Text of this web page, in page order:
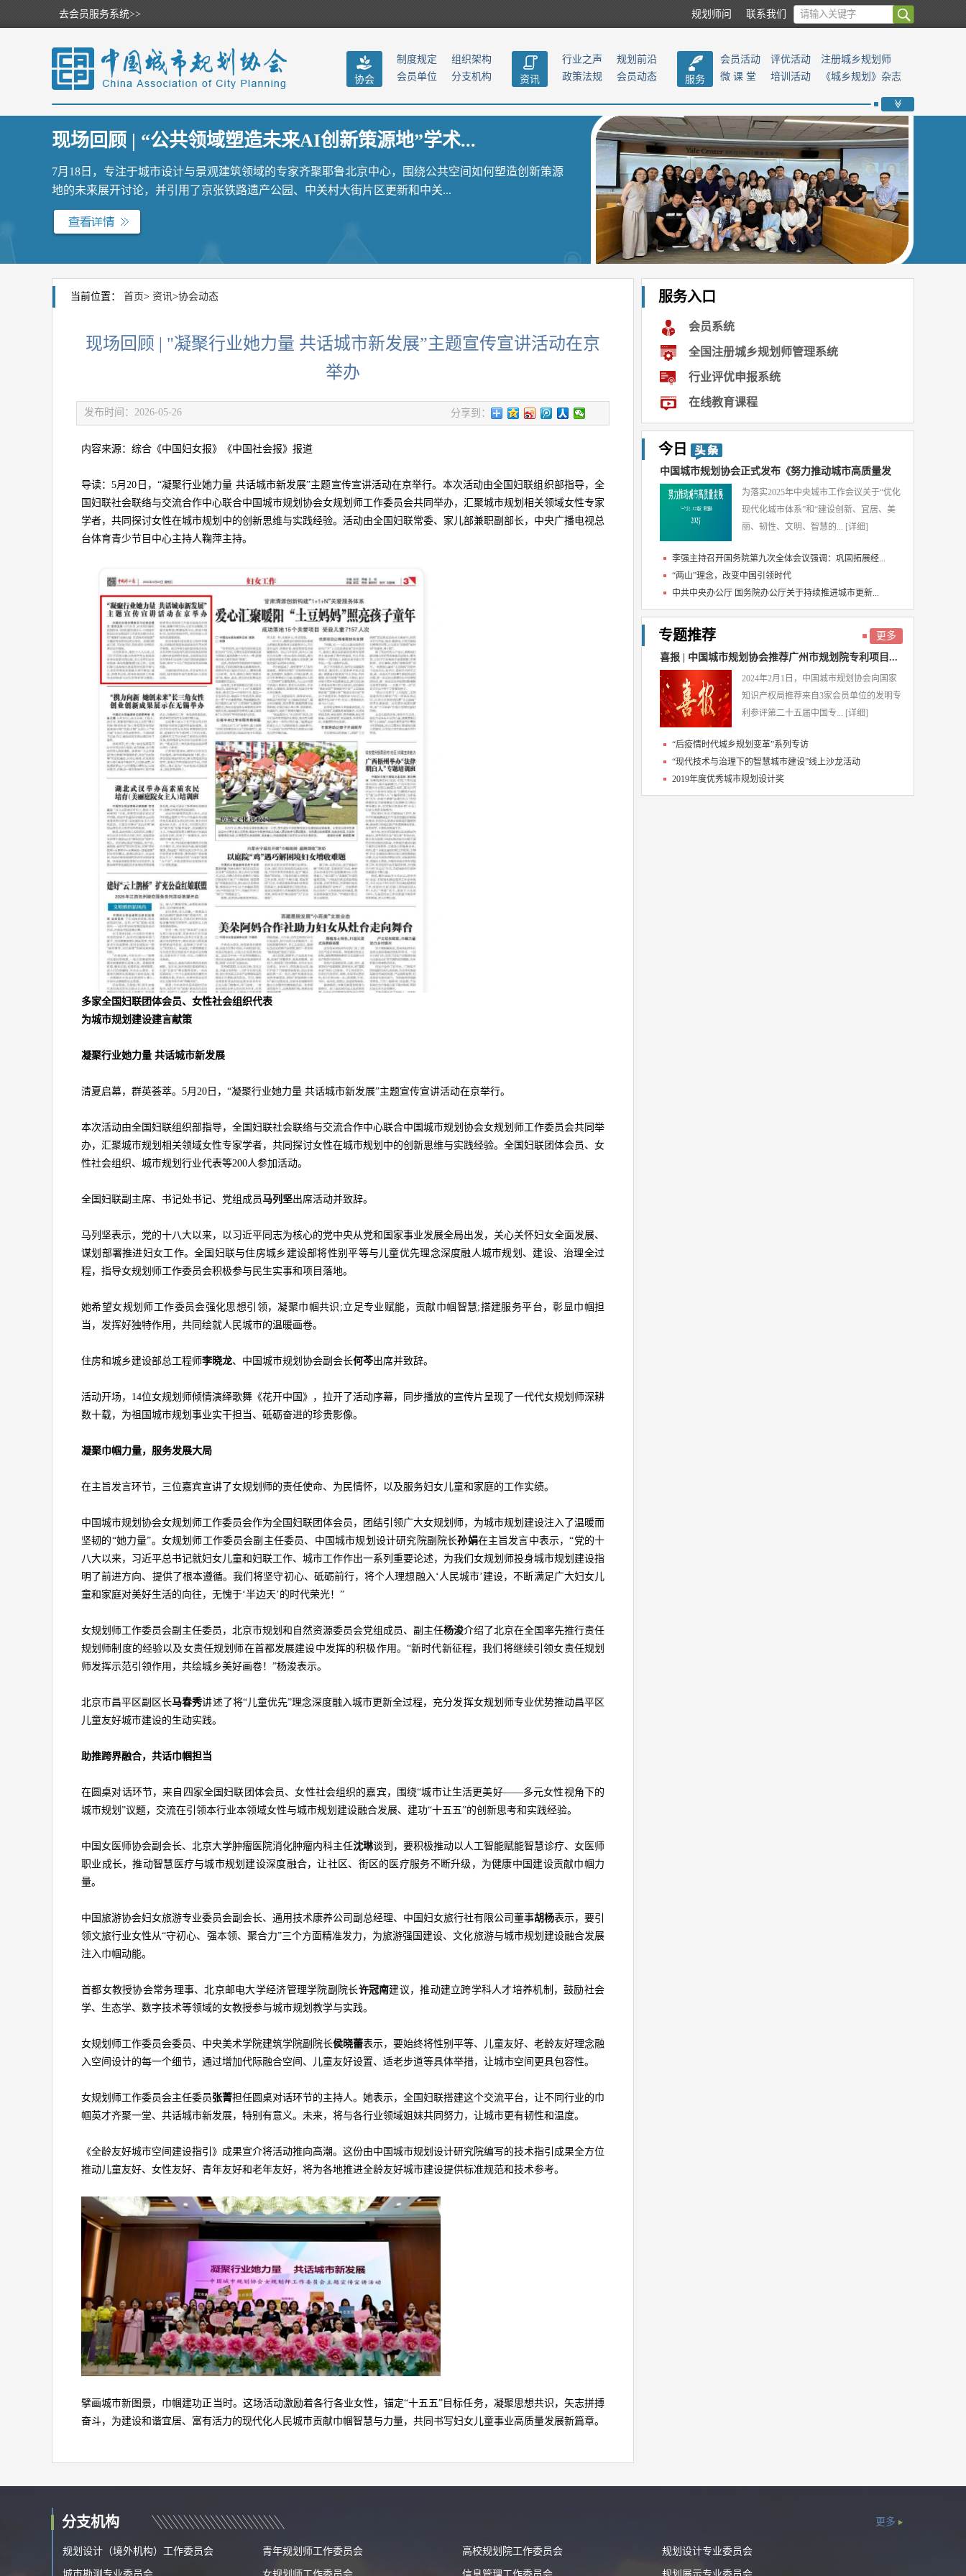
去会员服务系统>> 联系我们
规划师问
协会
制度规定
组织架构
会员单位
分支机构 资讯
行业之声
规划前沿
政策法规
会员动态 服务
会员活动 评优活动
注册城乡规划师
微 课 堂
培训活动 《城乡规划》杂志
>>
现场回顾 | “公共领域塑造未来AI创新策源地”学术...
7月18日，专注于城市设计与景观建筑领域的专家齐聚耶鲁北京中心，围绕公共空间如何塑造创新策源
地的未来展开讨论，并引用了京张铁路遗产公园、中关村大街片区更新和中关...
当前位置： 首页> 资讯>协会动态
现场回顾 | "凝聚行业她力量 共话城市新发展”主题宣传宣讲活动在京
举办
发布时间：2026-05-26 分享到：
内容来源：综合《中国妇女报》《中国社会报》报道
导读：5月20日，“凝聚行业她力量 共话城市新发展”主题宣传宣讲活动在京举行。本次活动由全国妇联组织部指导，全
国妇联社会联络与交流合作中心联合中国城市规划协会女规划师工作委员会共同举办，汇聚城市规划相关领域女性专家
学者，共同探讨女性在城市规划中的创新思维与实践经验。活动由全国妇联常委、家儿部兼职副部长，中央广播电视总
台体育青少节目中心主持人鞠萍主持。
多家全国妇联团体会员、女性社会组织代表
为城市规划建设建言献策
凝聚行业她力量 共话城市新发展
清夏启幕，群英荟萃。5月20日，“凝聚行业她力量 共话城市新发展”主题宣传宣讲活动在京举行。
本次活动由全国妇联组织部指导，全国妇联社会联络与交流合作中心联合中国城市规划协会女规划师工作委员会共同举
办，汇聚城市规划相关领域女性专家学者，共同探讨女性在城市规划中的创新思维与实践经验。全国妇联团体会员、女
性社会组织、城市规划行业代表等200人参加活动。
全国妇联副主席、书记处书记、党组成员马列坚出席活动并致辞。
马列坚表示，党的十八大以来，以习近平同志为核心的党中央从党和国家事业发展全局出发，关心关怀妇女全面发展、
谋划部署推进妇女工作。全国妇联与住房城乡建设部将性别平等与儿童优先理念深度融人城市规划、建设、治理全过
程，指导女规划师工作委员会积极参与民生实事和项目落地。
她希望女规划师工作委员会强化思想引领，凝聚巾帼共识;立足专业赋能，贡献巾帼智慧;搭建服务平台，彰显巾帼担
当，发挥好独特作用，共同绘就人民城市的温暖画卷。
住房和城乡建设部总工程师李晓龙、中国城市规划协会副会长何芩出席并致辞。
活动开场，14位女规划师倾情演绎歌舞《花开中国》，拉开了活动序幕，同步播放的宣传片呈现了一代代女规划师深耕
数十载，为祖国城市规划事业实干担当、砥砺奋进的珍贵影像。
凝聚巾帼力量，服务发展大局
在主旨发言环节，三位嘉宾宣讲了女规划师的责任使命、为民情怀，以及服务妇女儿童和家庭的工作实绩。
中国城市规划协会女规划师工作委员会作为全国妇联团体会员，团结引领广大女规划师，为城市规划建设注入了温暖而
坚韧的“她力量”。女规划师工作委员会副主任委员、中国城市规划设计研究院副院长孙娟在主旨发言中表示，“党的十
八大以来，习近平总书记就妇女儿童和妇联工作、城市工作作出一系列重要论述，为我们女规划师投身城市规划建设指
明了前进方向、提供了根本遵循。我们将坚守初心、砥砺前行，将个人理想融入‘人民城市’建设，不断满足广大妇女儿
童和家庭对美好生活的向往，无愧于‘半边天’的时代荣光！”
女规划师工作委员会副主任委员，北京市规划和自然资源委员会党组成员、副主任杨浚介绍了北京在全国率先推行责任
规划师制度的经验以及女责任规划师在首都发展建设中发挥的积极作用。“新时代新征程，我们将继续引领女责任规划
师发挥示范引领作用，共绘城乡美好画卷！”杨浚表示。
北京市昌平区副区长马春秀讲述了将“儿童优先”理念深度融入城市更新全过程，充分发挥女规划师专业优势推动昌平区
儿童友好城市建设的生动实践。
助推跨界融合，共话巾帼担当
在圆桌对话环节，来自四家全国妇联团体会员、女性社会组织的嘉宾，围绕“城市让生活更美好——多元女性视角下的
城市规划”议题，交流在引领本行业本领域女性与城市规划建设融合发展、建功“十五五”的创新思考和实践经验。
中国女医师协会副会长、北京大学肿瘤医院消化肿瘤内科主任沈琳谈到，要积极推动以人工智能赋能智慧诊疗、女医师
职业成长，推动智慧医疗与城市规划建设深度融合，让社区、街区的医疗服务不断升级，为健康中国建设贡献巾帼力
量。
中国旅游协会妇女旅游专业委员会副会长、通用技术康养公司副总经理、中国妇女旅行社有限公司董事胡杨表示，要引
领文旅行业女性从“守初心、强本领、聚合力”三个方面精准发力，为旅游强国建设、文化旅游与城市规划建设融合发展
注入巾帼动能。
首都女教授协会常务理事、北京邮电大学经济管理学院副院长许冠南建议，推动建立跨学科人才培养机制，鼓励社会
学、生态学、数字技术等领域的女教授参与城市规划教学与实践。
女规划师工作委员会委员、中央美术学院建筑学院副院长侯晓蕾表示，要始终将性别平等、儿童友好、老龄友好理念融
入空间设计的每一个细节，通过增加代际融合空间、儿童友好设置、适老步道等具体举措，让城市空间更具包容性。
女规划师工作委员会主任委员 张菁担任圆桌对话环节的主持人。她表示，全国妇联搭建这个交流平台，让不同行业的巾
帼英才齐聚一堂、共话城市新发展，特别有意义。未来，将与各行业领域姐妹共同努力，让城市更有韧性和温度。
《全龄友好城市空间建设指引》成果宣介将活动推向高潮。这份由中国城市规划设计研究院编写的技术指引成果全方位
推动儿童友好、女性友好、青年友好和老年友好，将为各地推进全龄友好城市建设提供标准规范和技术参考。
擘画城市新图景，巾帼建功正当时。这场活动激励着各行各业女性，锚定“十五五”目标任务，凝聚思想共识，矢志拼搏
奋斗，为建设和谐宜居、富有活力的现代化人民城市贡献巾帼智慧与力量，共同书写妇女儿童事业高质量发展新篇章。
服务入口
会员系统
全国注册城乡规划师管理系统
行业评优申报系统
在线教育课程
今日
中国城市规划协会正式发布《努力推动城市高质量发
展...
为落实2025年中央城市工作会议关于“优化
现代化城市体系”和“建设创新、宜居、美
丽、韧性、文明、智慧的... [详细]
李强主持召开国务院第九次全体会议强调：巩固拓展经...
“两山”理念，改变中国引领时代
中共中央办公厅 国务院办公厅关于持续推进城市更新...
专题推荐
更多
喜报 | 中国城市规划协会推荐广州市规划院专利项目...
2024年2月1日，中国城市规划协会向国家
知识产权局推荐来自3家会员单位的发明专
利参评第二十五届中国专... [详细]
“后疫情时代城乡规划变革”系列专访
“现代技术与治理下的智慧城市建设”线上沙龙活动
2019年度优秀城市规划设计奖
分支机构 更多
规划设计（境外机构）工作委员会 青年规划师工作委员会 高校规划院工作委员会 规划设计专业委员会